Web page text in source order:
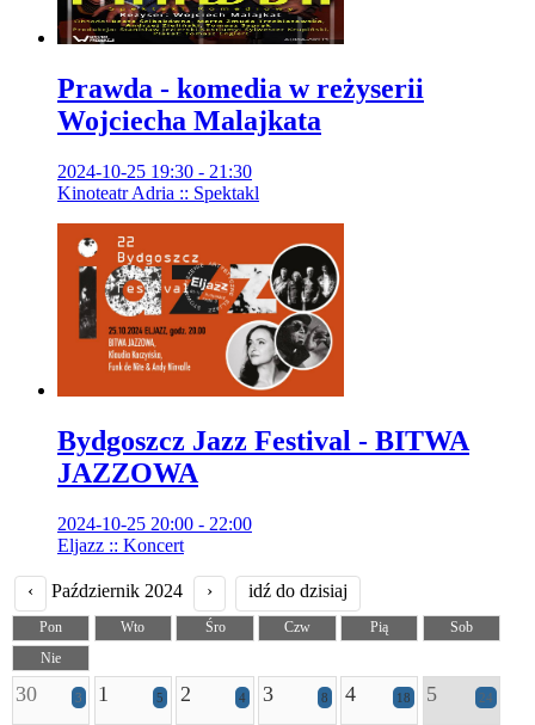
Prawda - komedia w reżyserii
Wojciecha Malajkata
2024-10-25 19:30 - 21:30
Kinoteatr Adria :: Spektakl
Bydgoszcz Jazz Festival - BITWA
JAZZOWA
2024-10-25 20:00 - 22:00
Eljazz :: Koncert
‹ Październik 2024 › idź do dzisiaj
Pon Wto Śro Czw Pią
Sob
Nie
30 3 1 5 2 4 3 8 4 18 5 24